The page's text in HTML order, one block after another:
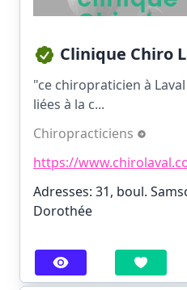
Clinique Chiro
"ce chiropraticien à
liées à la c...
Chiropracticiens
https://
Adresses: 31, boul.
Dorothée